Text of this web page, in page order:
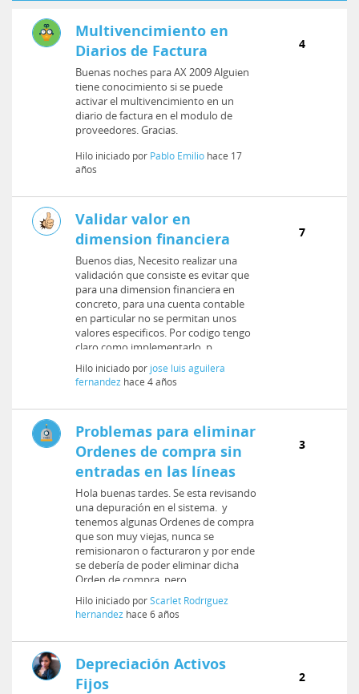
Multivencimiento en
Diarios de Factura
Buenas noches para AX 2009 Alguien
tiene conocimiento si se puede
activar el multivencimiento en un
diario de factura en el modulo de
proveedores. Gracias.
Hilo iniciado por Pablo Emilio hace 17
años
4
Validar valor en
dimension financiera
Buenos dias, Necesito realizar una
validación que consiste es evitar que
para una dimension financiera en
concreto, para una cuenta contable
en particular no se permitan unos
valores especificos. Por codigo tengo
claro como implementarlo, p...
Hilo iniciado por jose luis aguilera
fernandez hace 4 años
7
Problemas para eliminar
Ordenes de compra sin
entradas en las líneas
Hola buenas tardes. Se esta revisando
una depuración en el sistema. y
tenemos algunas Ordenes de compra
que son muy viejas, nunca se
remisionaron o facturaron y por ende
se debería de poder eliminar dicha
Orden de compra, pero ...
Hilo iniciado porScarlet Rodríguez
hernandez hace 6 años
3
Depreciación Activos
Fijos
2